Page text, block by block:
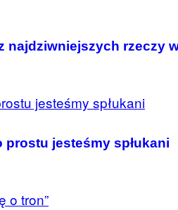
rzeczy
jesteśmy spłukani